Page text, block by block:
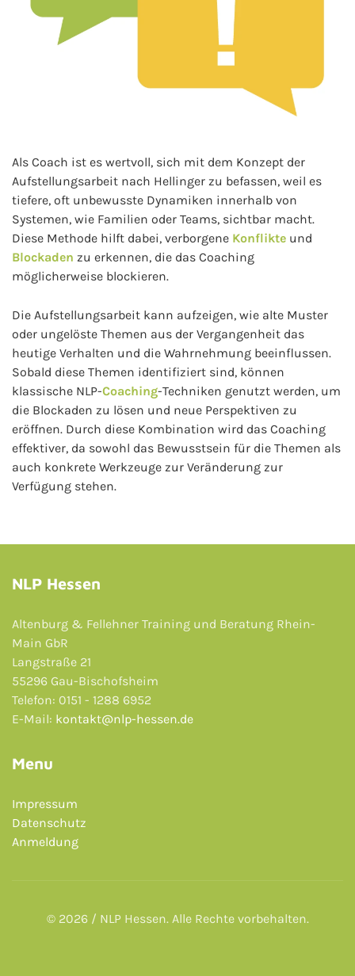
Als Coach ist es wertvoll, sich mit dem Konzept der
Aufstellungsarbeit nach Hellinger zu befassen, weil es
tiefere, oft unbewusste Dynamiken innerhalb von
Systemen, wie Familien oder Teams, sichtbar macht.
Diese Methode hilft dabei, verborgene Konflikte und
Blockaden zu erkennen, die das Coaching
möglicherweise blockieren.
Die Aufstellungsarbeit kann aufzeigen, wie alte Muster
oder ungelöste Themen aus der Vergangenheit das
heutige Verhalten und die Wahrnehmung beeinflussen.
Sobald diese Themen identifiziert sind, können
klassische NLP-Coaching-Techniken genutzt werden, um
die Blockaden zu lösen und neue Perspektiven zu
eröffnen. Durch diese Kombination wird das Coaching
effektiver, da sowohl das Bewusstsein für die Themen als
auch konkrete Werkzeuge zur Veränderung zur
Verfügung stehen.
NLP Hessen
Altenburg & Fellehner Training und Beratung Rhein-
Main GbR
Langstraße 21
55296 Gau-Bischofsheim
Telefon: 0151 - 1288 6952
E-Mail: kontakt@nlp-hessen.de
Menu
Impressum
Datenschutz
Anmeldung
© 2026 / NLP Hessen. Alle Rechte vorbehalten.